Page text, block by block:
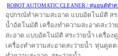
ROBOT AUTOMATIC CLEANER / หุ่นยนต์ท
อุปกรณ์ทำความสะอาด แบบอัตโนมัติ สร
น้ำอัตโนมัติ เครื่องทำความสะอาดสะว่
สะอาด แบบอัตโนมัติ สระว่ายน้ำ เครื่อ
เครื่องทำความสะอาดสะว่ายน้ำ หุ่นดูด